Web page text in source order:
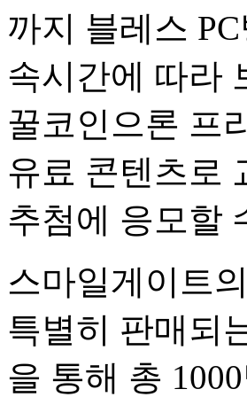
까지 블레스
속시간에 따라
꿀코인으론 프
유료 콘텐츠로
추첨에 응모할
스마일게이트
특별히 판매되
을 통해 총